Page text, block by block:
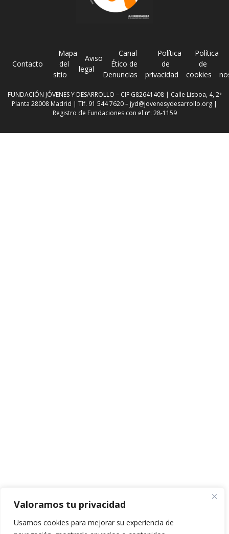
Valoramos tu privacidad
Usamos cookies para mejorar su experiencia de
Contacto
Mapa
del
sitio
Aviso
legal
Canal
Ético de
Denuncias
Política
de
privacidad
Política
de
cookies
FUNDACIÓN JÓVENES Y DESARROLLO – CIF G82641408 | Calle Lisboa, 4, 2ª
Planta 28008 Madrid | Tlf. 91 544 7620 – jyd@jovenesydesarrollo.org |
Registro de Fundaciones con el nº: 28-1159